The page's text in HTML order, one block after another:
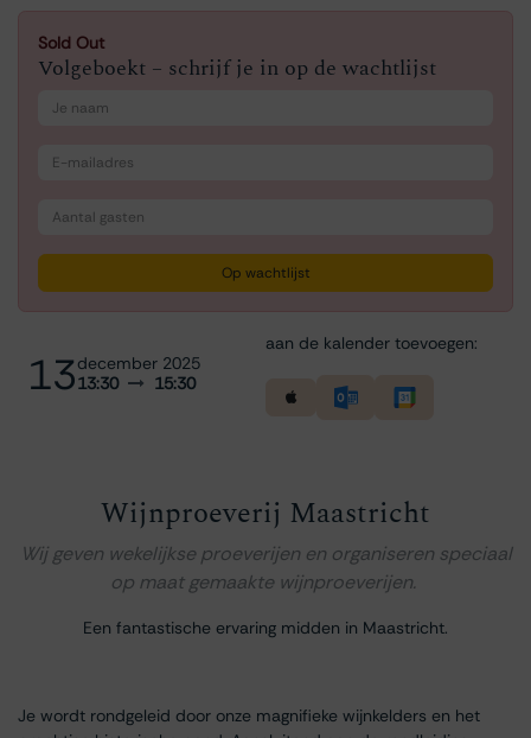
Sold Out
Volgeboekt – schrijf je in op de wachtlijst
Op wachtlijst
13december 2025
13:30
15:30
aan de kalender toevoegen:
Wijnproeverij Maastricht
Wij geven wekelijkse proeverijen en organiseren speciaal
op maat gemaakte wijnproeverijen.
Een fantastische ervaring midden in Maastricht.
Je wordt rondgeleid door onze magnifieke wijnkelders en het